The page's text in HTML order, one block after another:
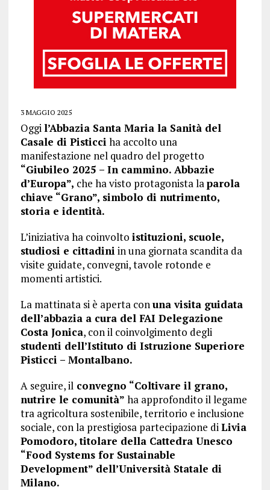
3 MAGGIO 2025
Oggil’Abbazia Santa Maria la Sanità del
Casale di Pisticci ha accolto una
manifestazione nel quadro del progetto
“Giubileo 2025 – In cammino. Abbazie
d’Europa”, che ha visto protagonista laparola
chiave “Grano”, simbolo di nutrimento,
storia e identità.
L’iniziativa ha coinvolto istituzioni, scuole,
studiosi e cittadini in una giornata scandita da
visite guidate, convegni, tavole rotonde e
momenti artistici.
La mattinata si è aperta conuna visita guidata
dell’abbazia a cura del FAI Delegazione
Costa Jonica, con il coinvolgimento degli
studenti dell’Istituto di Istruzione Superiore
Pisticci – Montalbano.
A seguire, ilconvegno “Coltivare il grano,
nutrire le comunità” ha approfondito il legame
tra agricoltura sostenibile, territorio e inclusione
sociale, con la prestigiosa partecipazione diLivia
Pomodoro, titolare della Cattedra Unesco
“Food Systems for Sustainable
Development” dell’Università Statale di
Milano.